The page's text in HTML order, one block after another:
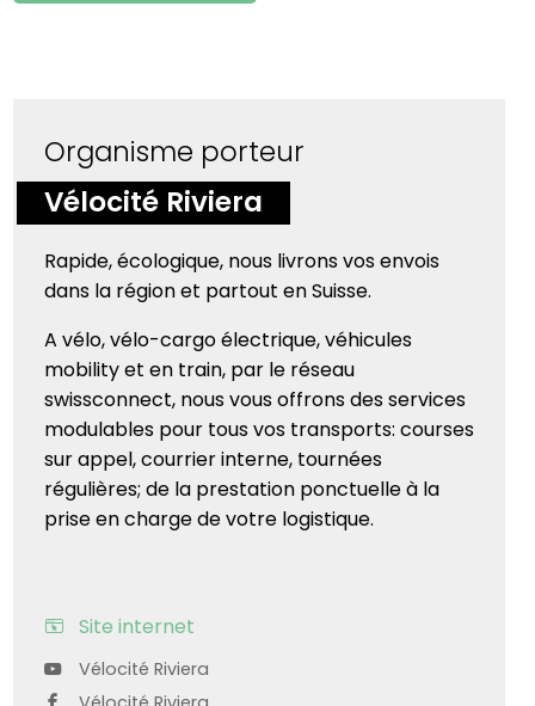
Organisme porteur
Vélocité Riviera
Rapide, écologique, nous livrons vos envois
dans la région et partout en Suisse.
A vélo, vélo-cargo électrique, véhicules
mobility et en train, par le réseau
swissconnect, nous vous offrons des services
modulables pour tous vos transports: courses
sur appel, courrier interne, tournées
régulières; de la prestation ponctuelle à la
prise en charge de votre logistique.
Site internet
Vélocité Riviera